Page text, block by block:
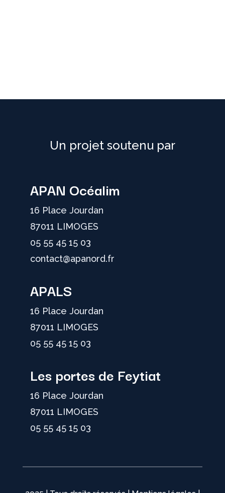
Un projet soutenu par
APAN Océalim
16 Place Jourdan
87011 LIMOGES
05 55 45 15 03
contact@apanord.fr
APALS
16 Place Jourdan
87011 LIMOGES
05 55 45 15 03
Les portes de Feytiat
16 Place Jourdan
87011 LIMOGES
05 55 45 15 03